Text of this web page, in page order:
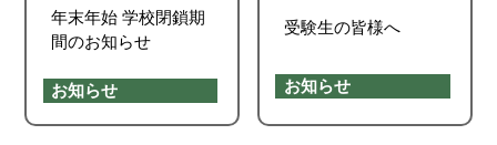
お知らせ
年末年始 学校閉鎖期
間のお知らせ
お知らせ
受験生の皆様へ